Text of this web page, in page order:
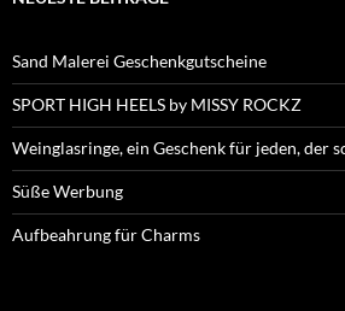
Sand Malerei Geschenkgutscheine
SPORT HIGH HEELS by MISSY ROCKZ
Weinglasringe, ein Geschenk für jeden, der
Süße Werbung
Aufbeahrung für Charms